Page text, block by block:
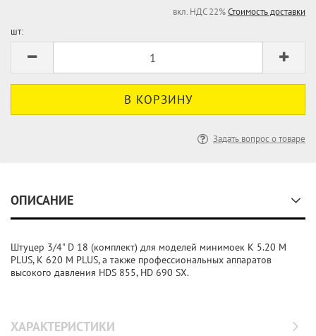
вкл. НДС 22%Стоимость доставки
шт:
Задать вопрос о товаре
ОПИСАНИЕ
Штуцер 3/4" D 18 (комплект) для моделей минимоек K 5.20 M
PLUS, K 620 M PLUS, а также профессиональных аппаратов
высокого давления HDS 855, HD 690 SX.
ХАРАКТЕРИСТИКИ